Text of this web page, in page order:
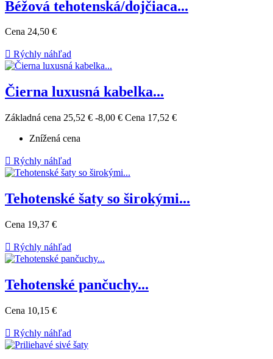
Béžová tehotenská/dojčiaca...
Cena 24,50 €
 Rýchly náhľad
Čierna luxusná kabelka...
Základná cena 25,52 € -8,00 € Cena 17,52 €
Znížená cena
 Rýchly náhľad
Tehotenské šaty so širokými...
Cena 19,37 €
 Rýchly náhľad
Tehotenské pančuchy...
Cena 10,15 €
 Rýchly náhľad